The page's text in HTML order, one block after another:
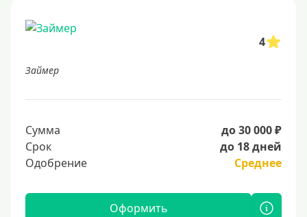
4
Займер
Сумма
до 30 000 ₽
Срок
до 18 дней
Одобрение
Среднее
Оформить